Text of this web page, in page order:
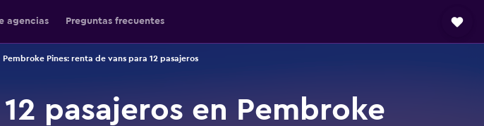
agencias Preguntas frecuentes
Pembroke Pines: renta de vans para 12 pasajeros
pasajeros en Pembroke